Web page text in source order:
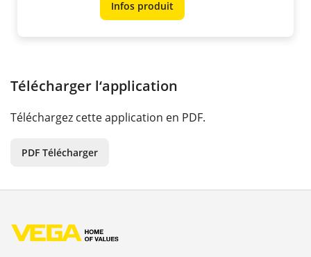
Infos produit
Télécharger l‘application
Téléchargez cette application en PDF.
PDF Télécharger